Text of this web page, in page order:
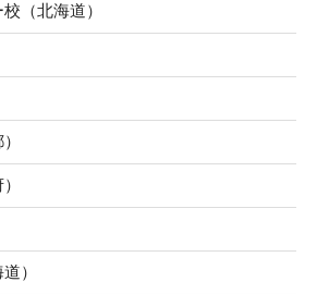
（北海道）
）